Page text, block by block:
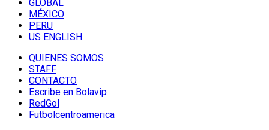
GLOBAL
MÉXICO
PERU
US ENGLISH
QUIENES SOMOS
STAFF
CONTACTO
Escribe en Bolavip
RedGol
Futbolcentroamerica